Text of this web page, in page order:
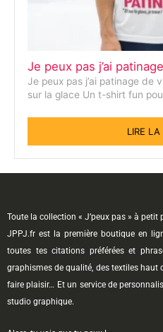
Je peux pas j’ai
Je peux pas j’ai patinage de
sur la glace Un t-shirt fun
LIRE LA
Toute la collection « J’peux pas » à petit
JPPJ.fr est la première boutique en
toutes tes citations préférées et
graphismes de qualité, des textiles
faire plaisir… Et un service de
studio graphique.